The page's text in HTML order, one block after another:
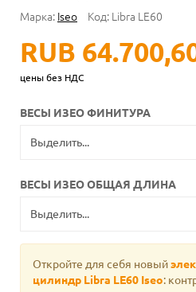
Марка: Iseo Код: Libra LE60
RUB
цены без НДС
ВЕСЫ ИЗЕО ФИНИТУРА
ВЕСЫ ИЗЕО ОБЩАЯ ДЛИНА
Откройте для себя новый
цилиндр Libra LE60 Iseo: